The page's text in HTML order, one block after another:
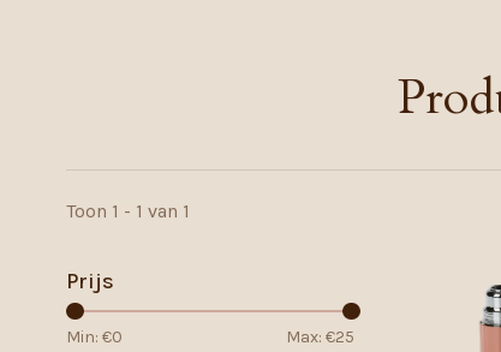
Toon 1 - 1 van 1
Prijs
Min: €0 Max: €25